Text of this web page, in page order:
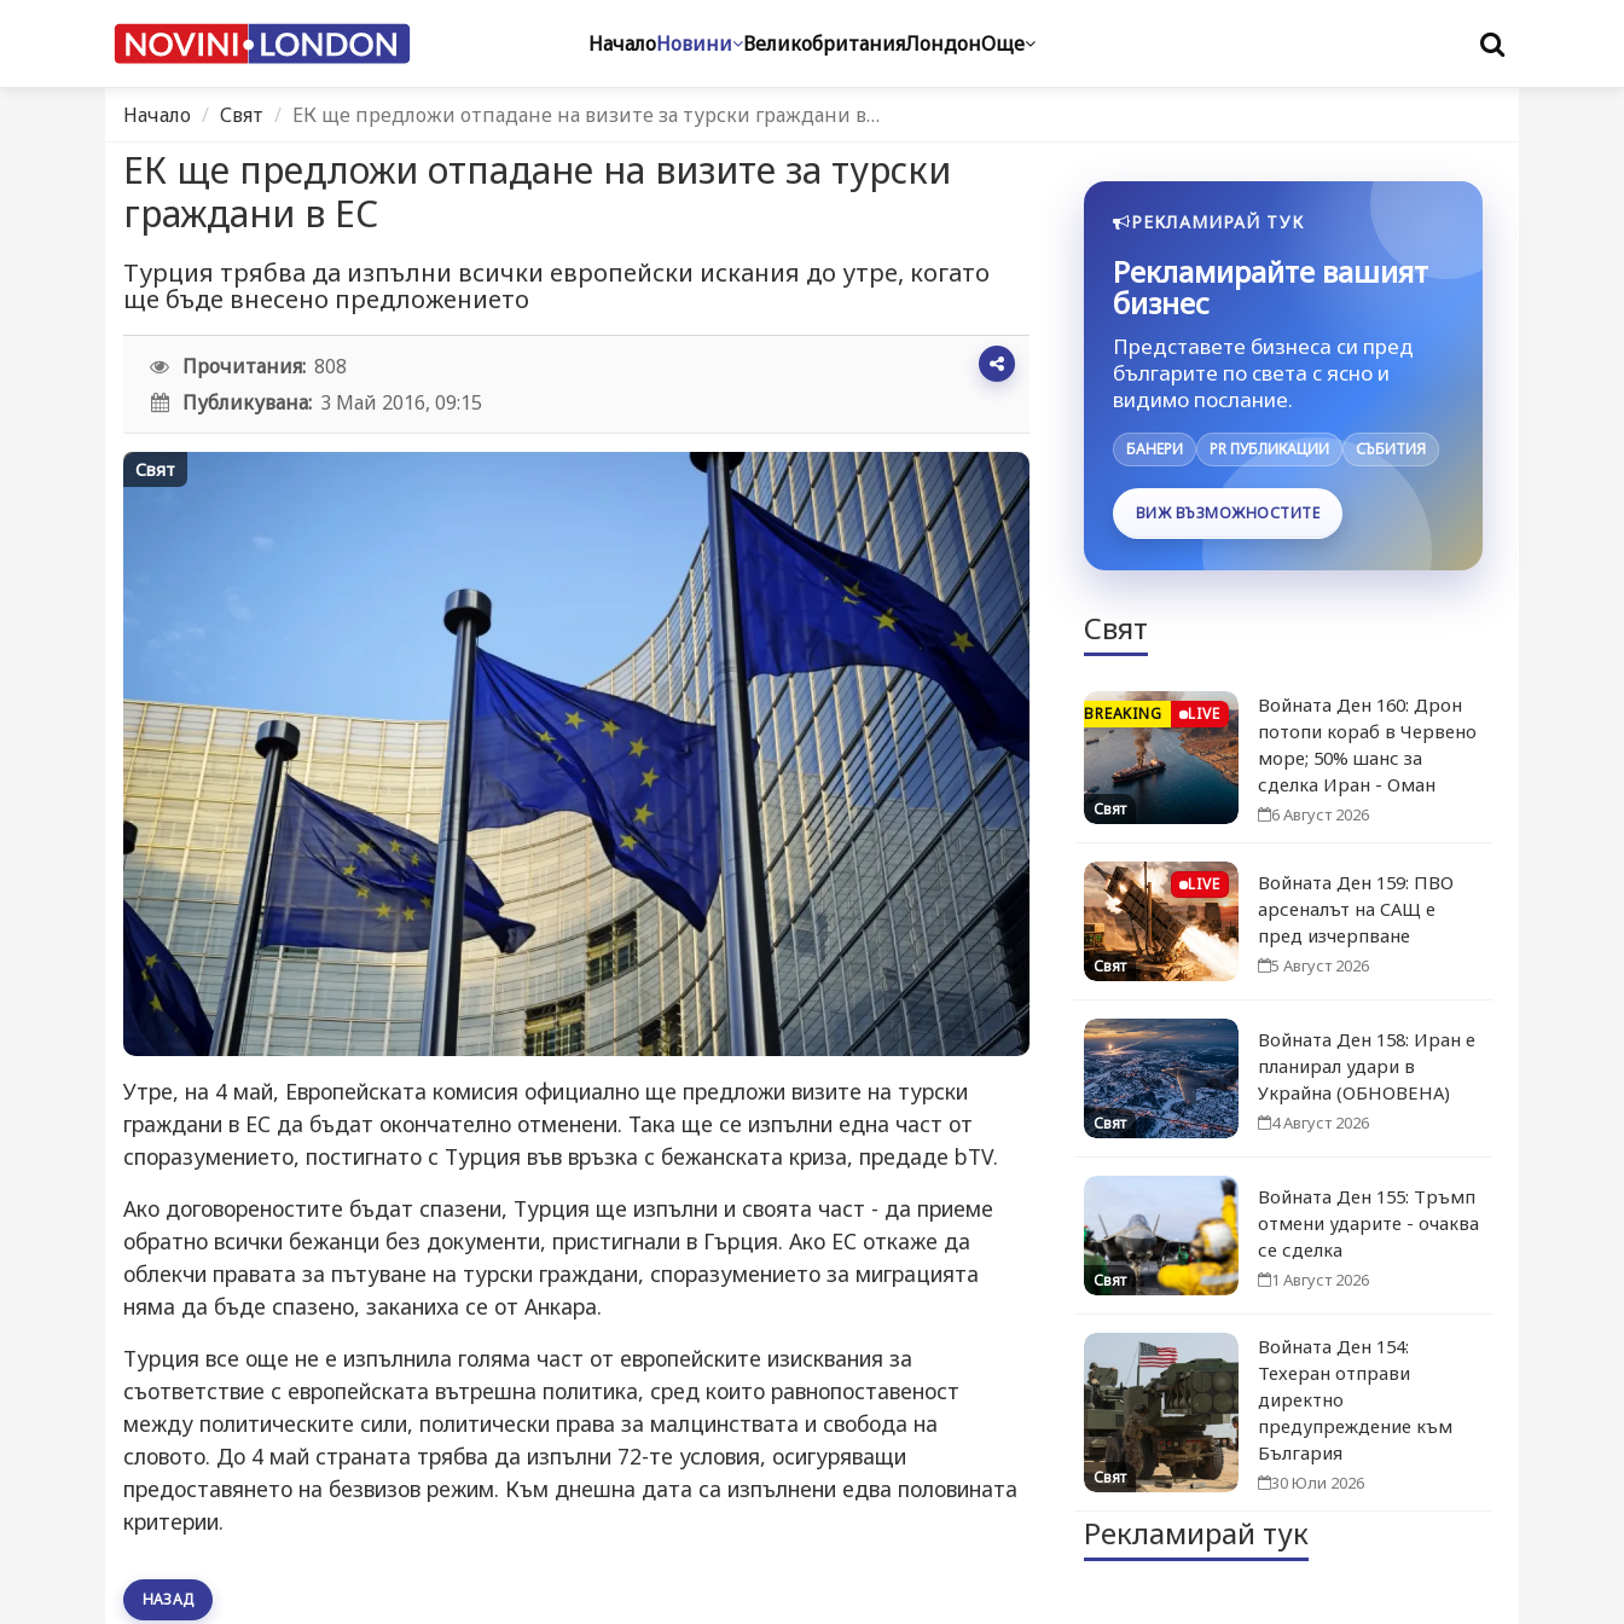
НачалоНовини ВеликобританияЛондонОще
Начало Свят ЕК ще предложи отпадане на визите за турски граждани в…
ЕК ще предложи отпадане на визите за турски
граждани в ЕС
Турция трябва да изпълни всички европейски искания до утре, когато
ще бъде внесено предложението
Прочитания: 808
Публикувана: 3 Май 2016, 09:15
Свят
Утре, на 4 май, Европейската комисия официално ще предложи визите на турски
граждани в ЕС да бъдат окончателно отменени. Така ще се изпълни една част от
споразумението, постигнато с Турция във връзка с бежанската криза, предаде bTV.
Ако договореностите бъдат спазени, Турция ще изпълни и своята част - да приеме
обратно всички бежанци без документи, пристигнали в Гърция. Ако ЕС откаже да
облекчи правата за пътуване на турски граждани, споразумението за миграцията
няма да бъде спазено, заканиха се от Анкара.
Турция все още не е изпълнила голяма част от европейските изисквания за
съответствие с европейската вътрешна политика, сред които равнопоставеност
между политическите сили, политически права за малцинствата и свобода на
словото. До 4 май страната трябва да изпълни 72-те условия, осигуряващи
предоставянето на безвизов режим. Към днешна дата са изпълнени едва половината
критерии.
НАЗАД
РЕКЛАМИРАЙ ТУК
Рекламирайте вашият
бизнес
Представете бизнеса си пред
българите по света с ясно и
видимо послание.
БАНЕРИ PR ПУБЛИКАЦИИ СЪБИТИЯ
ВИЖ ВЪЗМОЖНОСТИТЕ
Свят
BREAKING LIVE
Свят
Войната Ден 160: Дрон
потопи кораб в Червено
море; 50% шанс за
сделка Иран - Оман
6 Август 2026
LIVE
Свят
Войната Ден 159: ПВО
арсеналът на САЩ е
пред изчерпване
5 Август 2026
Свят
Войната Ден 158: Иран е
планирал удари в
Украйна (ОБНОВЕНА)
4 Август 2026
Свят
Войната Ден 155: Тръмп
отмени ударите - очаква
се сделка
1 Август 2026
Свят
Войната Ден 154:
Техеран отправи
директно
предупреждение към
България
30 Юли 2026
Рекламирай тук